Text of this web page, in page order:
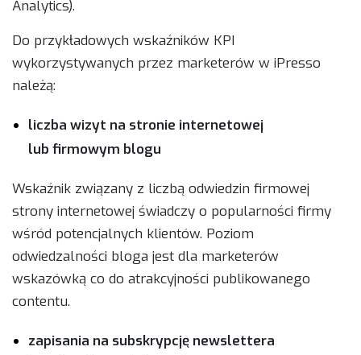
Analytics).
Do przykładowych wskaźników KPI
wykorzystywanych przez marketerów w iPresso
należą:
liczba wizyt na stronie internetowej
lub firmowym blogu
Wskaźnik związany z liczbą odwiedzin firmowej
strony internetowej świadczy o popularności firmy
wśród potencjalnych klientów. Poziom
odwiedzalności bloga jest dla marketerów
wskazówką co do atrakcyjności publikowanego
contentu.
zapisania na subskrypcję newslettera